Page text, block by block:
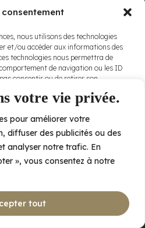
votre vie privée.
pour améliorer votre
diffuser des publicités ou des
analyser notre trafic. En
», vous consentez à notre
tout
consentement
nous utilisons des technologies
et/ou accéder aux informations des
technologies nous permettra de
de navigation ou les ID
consentir ou de retirer son
de-Boulogne, Laval QC H7N 0J7